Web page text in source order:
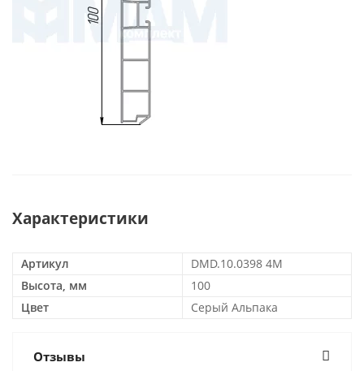
Характеристики
Артикул
DMD.10.0398 4M
Высота, мм
100
Цвет
Серый Альпака
Отзывы